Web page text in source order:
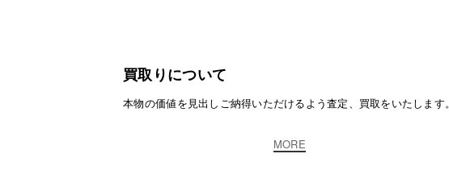
買取りについて
本物の価値を見出しご納得いただけるよう査定、買取をいたします。
MORE